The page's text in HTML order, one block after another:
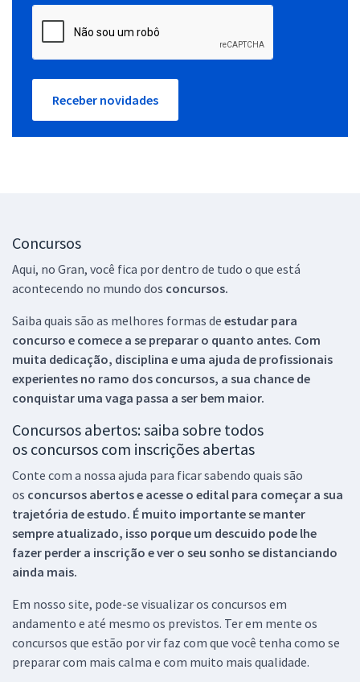
Receber novidades
Concursos
Aqui, no Gran, você fica por dentro de tudo o que está
acontecendo no mundo dos concursos.
Saiba quais são as melhores formas de estudar para
concurso e comece a se preparar o quanto antes. Com
muita dedicação, disciplina e uma ajuda de profissionais
experientes no ramo dos concursos, a sua chance de
conquistar uma vaga passa a ser bem maior.
Concursos abertos: saiba sobre todos
os concursos com inscrições abertas
Conte com a nossa ajuda para ficar sabendo quais são
os concursos abertos e acesse o edital para começar a sua
trajetória de estudo. É muito importante se manter
sempre atualizado, isso porque um descuido pode lhe
fazer perder a inscrição e ver o seu sonho se distanciando
ainda mais.
Em nosso site, pode-se visualizar os concursos em
andamento e até mesmo os previstos. Ter em mente os
concursos que estão por vir faz com que você tenha como se
preparar com mais calma e com muito mais qualidade.